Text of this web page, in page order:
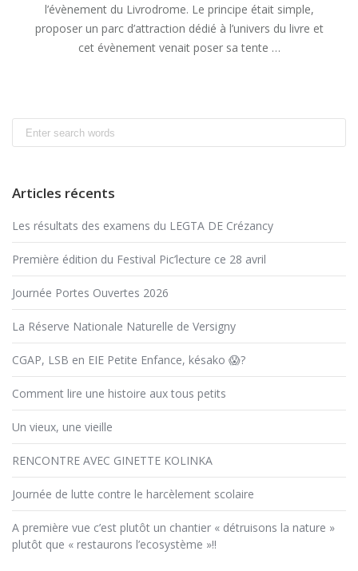
l’évènement du Livrodrome. Le principe était simple,
proposer un parc d’attraction dédié à l’univers du livre et
cet évènement venait poser sa tente …
Search
for:
Articles récents
Les résultats des examens du LEGTA DE Crézancy
Première édition du Festival Pic’lecture ce 28 avril
Journée Portes Ouvertes 2026
La Réserve Nationale Naturelle de Versigny
CGAP, LSB en EIE Petite Enfance, késako 😱?
Comment lire une histoire aux tous petits
Un vieux, une vieille
RENCONTRE AVEC GINETTE KOLINKA
Journée de lutte contre le harcèlement scolaire
A première vue c’est plutôt un chantier « détruisons la nature »
plutôt que « restaurons l’ecosystème »!!